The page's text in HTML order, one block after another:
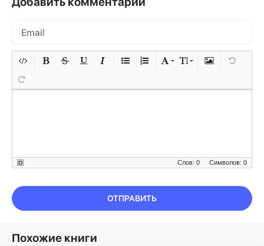
Символов: 0
Слов: 0
ОТПРАВИТЬ
Похожие книги